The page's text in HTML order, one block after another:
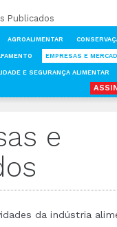
Publicados
AGROALIMENTAR
EMPRESAS E
E SEGURANÇA ALIMENTAR
e
da indústria